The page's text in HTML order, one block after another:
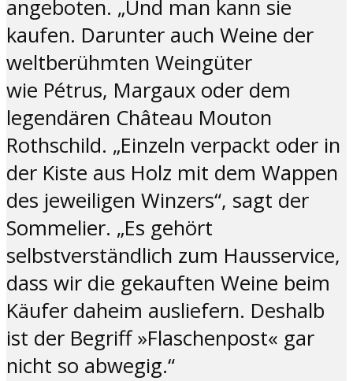
angeboten. „Und man kann sie
kaufen. Darunter auch Weine der
weltberühmten Weingüter
wie Pétrus, Margaux oder dem
legendären Château Mouton
Rothschild. „Einzeln verpackt oder in
der Kiste aus Holz mit dem Wappen
des jeweiligen Winzers“, sagt der
Sommelier. „Es gehört
selbstverständlich zum Hausservice,
dass wir die gekauften Weine beim
Käufer daheim ausliefern. Deshalb
ist der Begriff »Flaschenpost« gar
nicht so abwegig.“